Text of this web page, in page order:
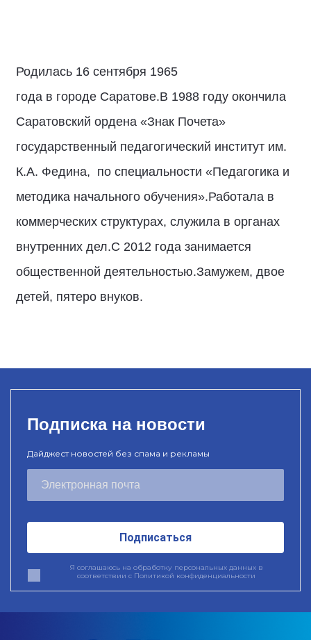
Родилась 16 сентября 1965
года в городе Саратове.В 1988 году окончила
Саратовский ордена «Знак Почета»
государственный педагогический институт им.
К.А. Федина, по специальности «Педагогика и
методика начального обучения».Работала в
коммерческих структурах, служила в органах
внутренних дел.С 2012 года занимается
общественной деятельностью.Замужем, двое
детей, пятеро внуков.
Подписка на новости
Дайджест новостей без спама и рекламы
Подписаться
Я соглашаюсь на обработку персональных данных в
соответствии с Политикой конфиденциальности